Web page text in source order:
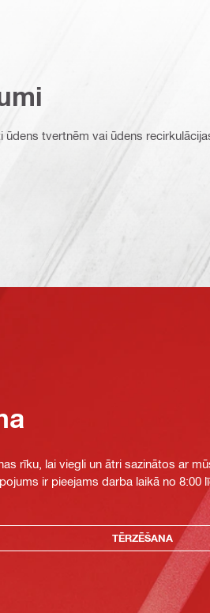
ūdens tvertnēm vai ūdens
rīku, lai viegli un ātri sazinātos ar
ir pieejams darba laikā no 8:00
TĒRZĒŠANA